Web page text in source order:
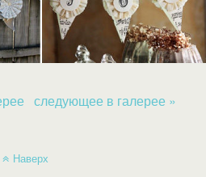
следующее в галерее »
Наверх